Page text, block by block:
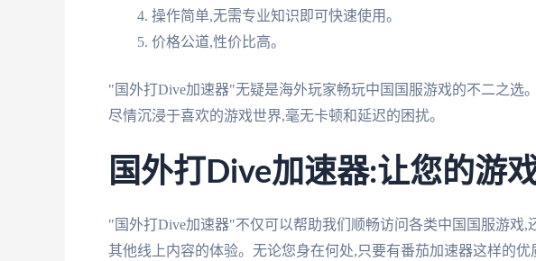
操作简单,无需专业知识即可快速使用。
价格公道,性价比高。
"国外打Dive加速器"无疑是海外玩家畅玩中国国服游戏的不二之选
尽情沉浸于喜欢的游戏世界,毫无卡顿和延迟的困扰。
国外打Dive加速器:让您的游
"国外打Dive加速器"不仅可以帮助我们顺畅访问各类中国国服游戏
其他线上内容的体验。无论您身在何处,只要有番茄加速器这样的